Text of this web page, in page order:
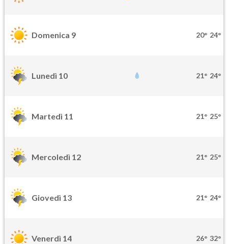
Domenica 9 20° 24°
Lunedì 10 21° 24°
Martedì 11 21° 25°
Mercoledì 12 21° 25°
Giovedì 13 21° 24°
Venerdì 14 26° 32°